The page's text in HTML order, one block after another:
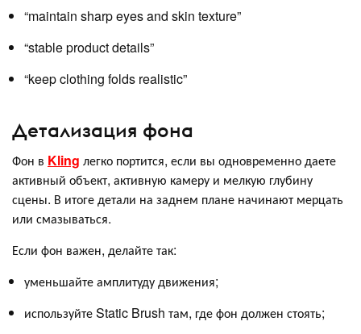
“maintain sharp eyes and skin texture”
“stable product details”
“keep clothing folds realistic”
Детализация фона
Фон в Kling легко портится, если вы одновременно даете
активный объект, активную камеру и мелкую глубину
сцены. В итоге детали на заднем плане начинают мерцать
или смазываться.
Если фон важен, делайте так:
уменьшайте амплитуду движения;
используйте Static Brush там, где фон должен стоять;